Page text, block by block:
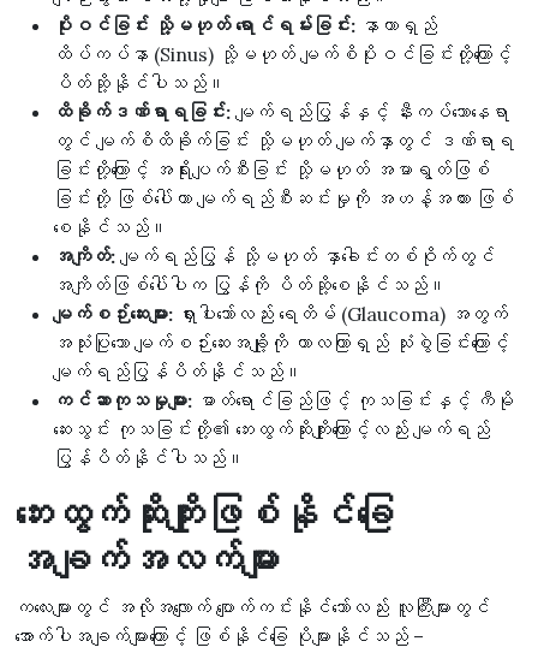
ပိုးဝင်ခြင်း သို့မဟုတ် ရောင်ရမ်းခြင်း: နာတာရှည်
ထိပ်ကပ်နာ (Sinus) သို့မဟုတ် မျက်စိပိုးဝင်ခြင်းတို့ကြောင့်
ပိတ်ဆို့နိုင်ပါသည်။
ထိခိုက်ဒဏ်ရာရခြင်း: မျက်ရည်ပြွန်နှင့် နီးကပ်သောနေရာ
တွင် မျက်စိထိခိုက်ခြင်း သို့မဟုတ် မျက်နှာတွင် ဒဏ်ရာရ
ခြင်းတို့ကြောင့် အရိုးပျက်စီးခြင်း သို့မဟုတ် အမာရွတ်ဖြစ်
ခြင်းတို့ ဖြစ်ပေါ်ကာ မျက်ရည်စီးဆင်းမှုကို အဟန့်အတား ဖြစ်
စေနိုင်သည်။
အကျိတ်: မျက်ရည်ပြွန် သို့မဟုတ် နှာခေါင်းတစ်ဝိုက်တွင်
အကျိတ်ဖြစ်ပေါ်ပါက ပြွန်ကို ပိတ်ဆို့စေနိုင်သည်။
မျက်စဉ်းဆေးများ: ရှားပါးသော်လည်း ရေတိမ် (Glaucoma) အတွက်
အသုံးပြုသော မျက်စဉ်းဆေးအချို့ကို ကာလကြာရှည် သုံးစွဲခြင်းကြောင့်
မျက်ရည်ပြွန်ပိတ်နိုင်သည်။
ကင်ဆာကုသမှုများ: ဓာတ်ရောင်ခြည်ဖြင့် ကုသခြင်းနှင့် ကီမို
ဆေးသွင်း ကုသခြင်းတို့၏ ဘေးထွက်ဆိုးကျိုးကြောင့်လည်း မျက်ရည်
ပြွန်ပိတ်နိုင်ပါသည်။
ဘေးထွက်ဆိုးကျိုးဖြစ်နိုင်ခြေ
အချက်အလက်များ
ကလေးများတွင် အလိုအလျောက် ပျောက်ကင်းနိုင်သော်လည်း လူကြီးများတွင်
အောက်ပါအချက်များကြောင့် ဖြစ်နိုင်ခြေ ပိုများနိုင်သည် –